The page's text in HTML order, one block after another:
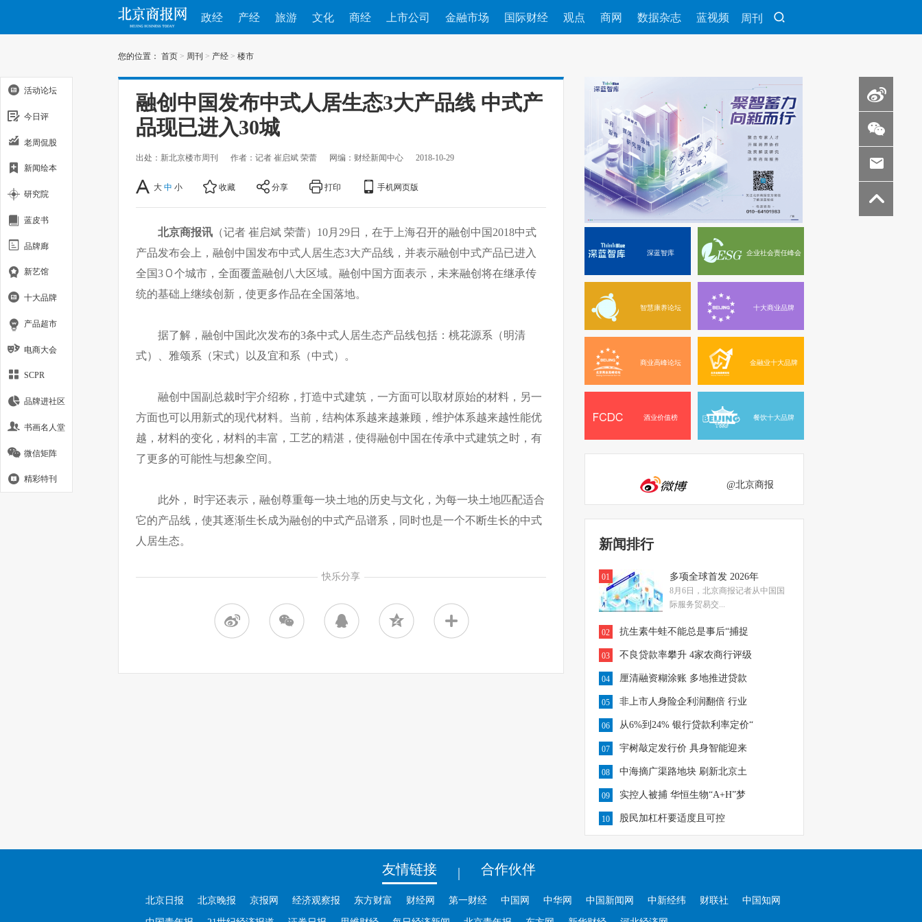
政经 产经 旅游 文化 商经 上市公司 金融市场 国际财经 观点 商网 数据杂志 蓝视频 周刊
您的位置： 首页 > 周刊 > 产经 > 楼市
融创中国发布中式人居生态3大产品线 中式产
品现已进入30城
出处：新北京楼市周刊 作者：记者 崔启斌 荣蕾 网编：财经新闻中心 2018-10-29
大 中 小 收藏 分享 打印 手机网页版
北京商报讯 （记者 崔启斌 荣蕾）10月29日，在于上海召开的融创中国2018中式
产品发布会上，融创中国发布中式人居生态3大产品线，并表示融创中式产品已进入
全国3０个城市，全面覆盖融创八大区域。融创中国方面表示，未来融创将在继承传
统的基础上继续创新，使更多作品在全国落地。
据了解，融创中国此次发布的3条中式人居生态产品线包括：桃花源系（明清
式）、雅颂系（宋式）以及宜和系（中式）。
融创中国副总裁时宇介绍称，打造中式建筑，一方面可以取材原始的材料，另一
方面也可以用新式的现代材料。当前，结构体系越来越兼顾，维护体系越来越性能优
越，材料的变化，材料的丰富，工艺的精湛，使得融创中国在传承中式建筑之时，有
了更多的可能性与想象空间。
此外， 时宇还表示，融创尊重每一块土地的历史与文化，为每一块土地匹配适合
它的产品线，使其逐渐生长成为融创的中式产品谱系，同时也是一个不断生长的中式
人居生态。
快乐分享
深蓝智库 企业社会责任峰会
智慧康养论坛 十大商业品牌
商业高峰论坛 金融业十大品牌
酒业价值榜 餐饮十大品牌
@北京商报
新闻排行
01 多项全球首发 2026年
8月6日，北京商报记者从中国国
际服务贸易交...
02 抗生素牛蛙不能总是事后“捕捉
03 不良贷款率攀升 4家农商行评级
04 厘清融资糊涂账 多地推进贷款
05 非上市人身险企利润翻倍 行业
06 从6%到24% 银行贷款利率定价“
07 宇树敲定发行价 具身智能迎来
08 中海摘广渠路地块 刷新北京土
09 实控人被捕 华恒生物“A+H”梦
10 股民加杠杆要适度且可控
友情链接 | 合作伙伴
北京日报 北京晚报 京报网 经济观察报 东方财富 财经网 第一财经 中国网 中华网 中国新闻网 中新经纬 财联社 中国知网
活动论坛
今日评
老周侃股
新闻绘本
研究院
蓝皮书
品牌廊
新艺馆
十大品牌
产品超市
电商大会
SCPR
品牌进社区
书画名人堂
微信矩阵
精彩特刊